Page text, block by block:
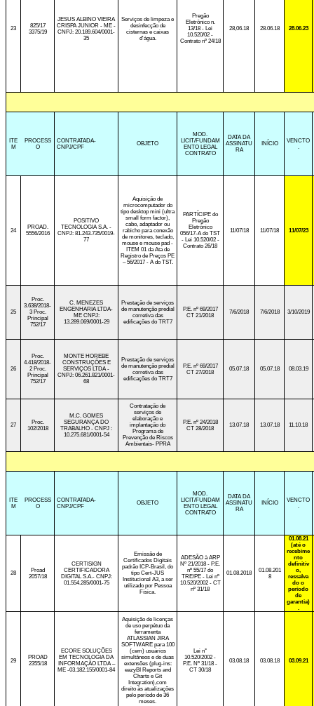
23
825/17
3375/19
JESUS ALBINO VIEIRA
CRISPA JUNIOR - ME -
CNPJ: 20.189.604/0001-
35
Serviços de limpeza e
desinfecção de
cisternas e caixas
d'água.
Pregão
Eletrônico n.
13/18 - Lei
10.520/02 -
Contrato nº 24/18
28,06.18 28.06.18 28.06.23
ITE
M
PROCESS
O
CONTRATADA-
CNPJ/CPF
OBJETO
MOD.
LICIT/FUNDAM
ENTO LEGAL
CONTRATO
DATA DA
ASSINATU
RA
INÍCIO
VENCTO
.
24
PROAD.
5556/2016
POSITIVO
TECNOLOGIA S.A. -
CNPJ: 81.243.735/0019-
77
Aquisição de
microcomputador do
tipo desktop mini (ultra
small form factor),
cabo, adaptador ou
rabicho para conexão
de monitores, teclado,
mouse e mouse pad -
ITEM 01 da Ata de
Registro de Preços PE
– 56/2017 - A do TST.
PARTÍCIPE do
Pregão
Eletrônico
056/17-A do TST
- Lei 10.520/02 -
Contrato 26/18
11/07/18 11/07/18 11/07/23
25
Proc.
3.638/2018-
3 Proc.
Principal
752/17
C. MENEZES
ENGENHARIA LTDA-
ME CNPJ:
13.289.069/0001-29
Prestação de serviços
de manutenção predial
corretiva das
edificações do TRT7
P.E. nº 69/2017
CT 21/2018
7/6/2018 7/6/2018 3/10/2019
26
Proc.
4.418/2018-
2 Proc.
Principal
752/17
MONTE HOREBE
CONSTRUÇÕES E
SERVIÇOS LTDA -
CNPJ: 06.261.821/0001-
68
Prestação de serviços
de manutenção predial
corretiva das
edificações do TRT7
P.E. nº 69/2017
CT 27/2018
05.07.18 05.07.18 08.03.19
27
Proc.
102/2018
M.C. GOMES
SEGURANÇA DO
TRABALHO - CNPJ :
10.275.681/0001-54
Contratação de
serviços de
elaboração e
implantação do
Programa de
Prevenção de Riscos
Ambientais- PPRA
P.E. nº 24/2018
CT 28/2018
13.07.18 13.07.18 11.10.18
ITE
M
PROCESS
O
CONTRATADA-
CNPJ/CPF
OBJETO
MOD.
LICIT/FUNDAM
ENTO LEGAL
CONTRATO
DATA DA
ASSINATU
RA
INÍCIO
VENCTO
.
28
Proad
2057/18
CERTISIGN
CERTIFICADORA
DIGITAL S.A.- CNPJ:
01.554.285/0001-75
Emissão de
Certificados Digitais
padrão ICP-Brasil, do
tipo Cert-JUS
Institucional A3, a ser
utilizado por Pessoa
Física.
ADESÃO à ARP
Nº 21/2018 - P.E.
nº 55/17 do
TRE/PE - Lei nº
10.520/2002 - CT
nº 31/18
01.08.2018
01.08.201
8
01.08.21
(até o
recebime
nto
definitiv
o,
ressalva
do o
período
de
garantia)
.
29
PROAD
2355/18
ECORE SOLUÇÕES
EM TECNOLOGIA DA
INFORMAÇÃO LTDA –
ME -03.182.155/0001-84
Aquisição de licenças
de uso perpétuo da
ferramenta
ATLASSIAN JIRA
SOFTWARE para 100
(cem) usuários
simultâneos e de duas
extensões (plug-ins:
eazyBI Reports and
Charts e Git
Integration),com
direito às atualizações
pelo período de 36
meses.
Lei n°
10.520/2002 -
P.E. Nº 31/18 -
CT 30/18
03.08.18 03.08.18 03.09.21